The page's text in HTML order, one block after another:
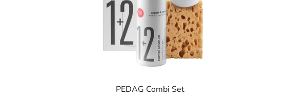
PEDAG Combi Set